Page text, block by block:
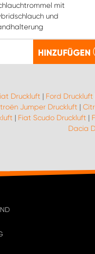
mit
und
HINZUFÜGEN
Druckluft | Ford Druckluft
Jumper Druckluft |
| Fiat Scudo Druckluft |
Dacia